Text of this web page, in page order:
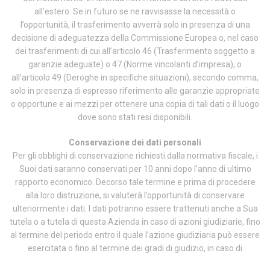
all’estero. Se in futuro se ne ravvisasse la necessità o
l’opportunità, il trasferimento avverrà solo in presenza di una
decisione di adeguatezza della Commissione Europea o, nel caso
dei trasferimenti di cui all’articolo 46 (Trasferimento soggetto a
garanzie adeguate) o 47 (Norme vincolanti d’impresa), o
all’articolo 49 (Deroghe in specifiche situazioni), secondo comma,
solo in presenza di espresso riferimento alle garanzie appropriate
o opportune e ai mezzi per ottenere una copia di tali dati o il luogo
dove sono stati resi disponibili.
Conservazione dei dati personali
Per gli obblighi di conservazione richiesti dalla normativa fiscale, i
Suoi dati saranno conservati per 10 anni dopo l’anno di ultimo
rapporto economico. Decorso tale termine e prima di procedere
alla loro distruzione, si valuterà l’opportunità di conservare
ulteriormente i dati. I dati potranno essere trattenuti anche a Sua
tutela o a tutela di questa Azienda in caso di azioni giudiziarie, fino
al termine del periodo entro il quale l’azione giudiziaria può essere
esercitata o fino al termine dei gradi di giudizio, in caso di